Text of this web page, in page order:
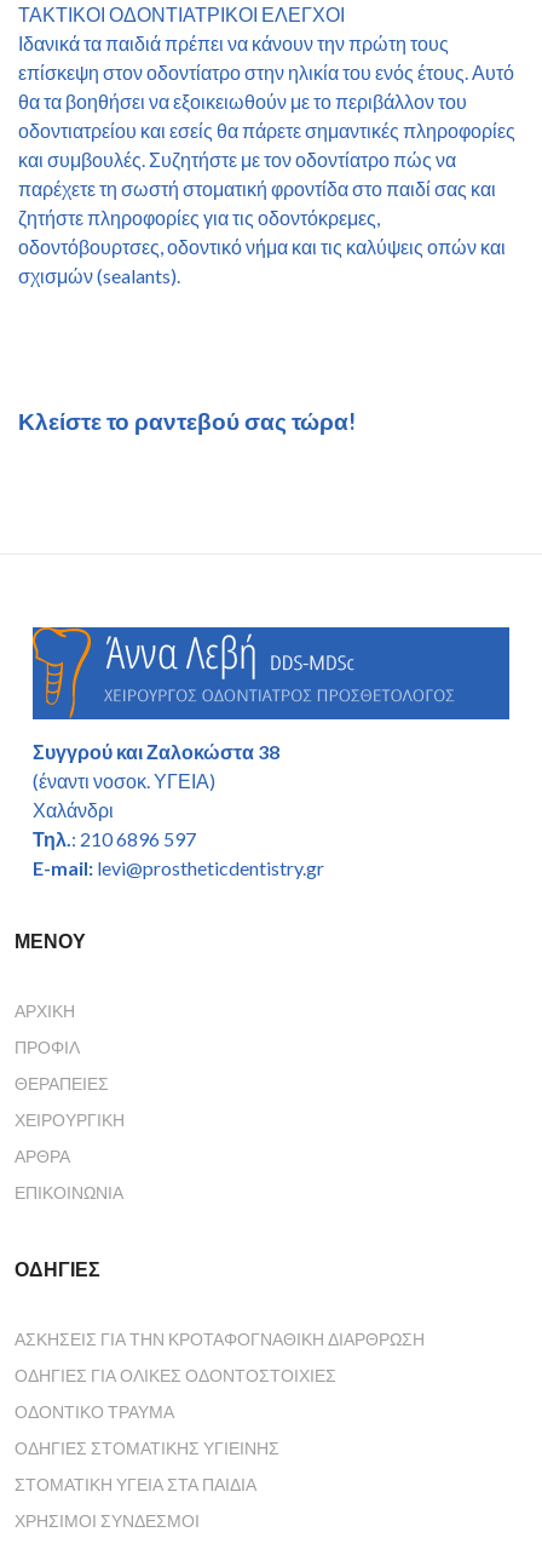
ΤΑΚΤΙΚΟΙ ΟΔΟΝΤΙΑΤΡΙΚΟΙ ΕΛΕΓΧΟΙ
Ιδανικά τα παιδιά πρέπει να κάνουν την πρώτη τους
επίσκεψη στον οδοντίατρο στην ηλικία του ενός έτους. Αυτό
θα τα βοηθήσει να εξοικειωθούν με το περιβάλλον του
οδοντιατρείου και εσείς θα πάρετε σημαντικές πληροφορίες
και συμβουλές. Συζητήστε με τον οδοντίατρο πώς να
παρέχετε τη σωστή στοματική φροντίδα στο παιδί σας και
ζητήστε πληροφορίες για τις οδοντόκρεμες,
οδοντόβουρτσες, οδοντικό νήμα και τις καλύψεις οπών και
σχισμών (sealants).
Κλείστε το ραντεβού σας τώρα!
Συγγρού και Ζαλοκώστα 38
(έναντι νοσοκ. ΥΓΕΙΑ)
Χαλάνδρι
Τηλ. : 210 6896 597
E-mail: levi@prostheticdentistry.gr
ΜΕΝΟΥ
ΑΡΧΙΚΉ
ΠΡΟΦΊΛ
ΘΕΡΑΠΕΊΕΣ
ΧΕΙΡΟΥΡΓΙΚΉ
ΆΡΘΡΑ
ΕΠΙΚΟΙΝΩΝΊΑ
ΟΔΗΓΙΕΣ
ΑΣΚΗΣΕΙΣ ΓΙΑ ΤΗΝ ΚΡΟΤΑΦΟΓΝΑΘΙΚΗ ΔΙΑΡΘΡΩΣΗ
ΟΔΗΓΙΕΣ ΓΙΑ ΟΛΙΚΕΣ ΟΔΟΝΤΟΣΤΟΙΧΙΕΣ
ΟΔΟΝΤΙΚΟ ΤΡΑΥΜΑ
ΟΔΗΓΙΕΣ ΣΤΟΜΑΤΙΚΗΣ ΥΓΙΕΙΝΗΣ
ΣΤΟΜΑΤΙΚΗ ΥΓΕΙΑ ΣΤΑ ΠΑΙΔΙΑ
ΧΡΗΣΙΜΟΙ ΣΥΝΔΕΣΜΟΙ